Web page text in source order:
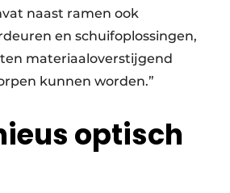
naast ramen ook
en schuifoplossingen,
materiaaloverstijgend
kunnen worden.”
optisch